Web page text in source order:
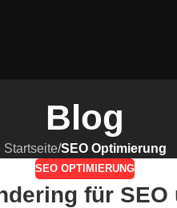
Blog
Startseite/SEO Optimierung
SEO OPTIMIERUNG
für